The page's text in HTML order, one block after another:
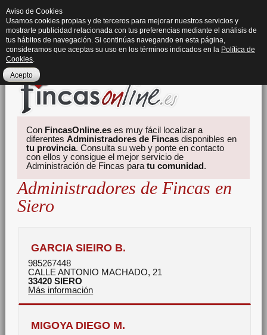
Con FincasOnline.es es muy fácil localizar a
diferentesAdministradores de Fincas disponibles en
tu provincia. Consulta su web y ponte en contacto
con ellos y consigue el mejor servicio de
Administración de Fincas paratu comunidad.
Administradores de Fincas en
Siero
GARCIA SIEIRO B.
985267448
CALLE ANTONIO MACHADO, 21
33420 SIERO
Más información
MIGOYA DIEGO M.
Aviso de Cookies
Usamos cookies propias y de terceros para mejorar nuestros servicios y
mostrarte publicidad relacionada con tus preferencias mediante el análisis de
tus hábitos de navegación. Si continúas navegando en esta página,
consideramos que aceptas su uso en los términos indicados en la Política de
Cookies.
Acepto